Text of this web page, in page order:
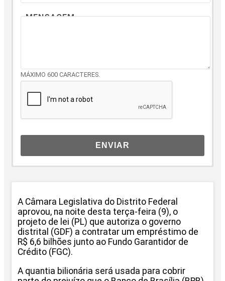
MENSAGEM
MÁXIMO 600 CARACTERES.
ENVIAR
A Câmara Legislativa do Distrito Federal
aprovou, na noite desta terça-feira (9), o
projeto de lei (PL) que autoriza o governo
distrital (GDF) a contratar um empréstimo de
R$ 6,6 bilhões junto ao Fundo Garantidor de
Crédito (FGC).
A quantia bilionária será usada para cobrir